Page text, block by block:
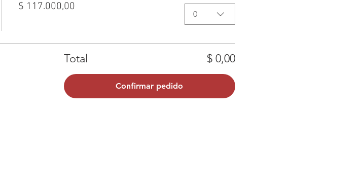
$ 117.000,00
0
Total $ 0,00
Confirmar pedido